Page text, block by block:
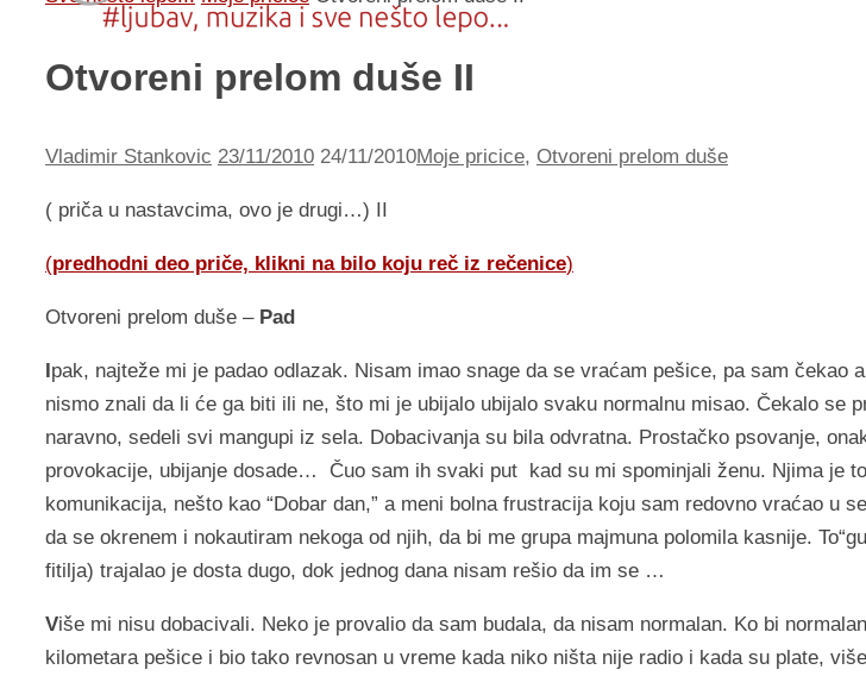
Otvoreni prelom duše II
Vladimir Stankovic 23/11/2010 24/11/2010Moje pricice, Otvoreni prelom duše
( priča u nastavcima, ovo je drugi…) II
(predhodni deo priče, klikni na bilo koju reč iz rečenice)
Otvoreni prelom duše – Pad
Ipak, najteže mi je padao odlazak. Nisam imao snage da se vraćam pešice, pa sam čekao
nismo znali da li će ga biti ili ne, što mi je ubijalo ubijalo svaku normalnu misao. Čekalo se
naravno, sedeli svi mangupi iz sela. Dobacivanja su bila odvratna. Prostačko psovanje,
provokacije, ubijanje dosade… Čuo sam ih svaki put kad su mi spominjali ženu. Njima je
komunikacija, nešto kao “Dobar dan,” a meni bolna frustracija koju sam redovno vraćao u
da se okrenem i nokautiram nekoga od njih, da bi me grupa majmuna polomila kasnije.
fitilja) trajalao je dosta dugo, dok jednog dana nisam rešio da im se …
Više mi nisu dobacivali. Neko je provalio da sam budala, da nisam normalan. Ko bi
kilometara pešice i bio tako revnosan u vreme kada niko ništa nije radio i kada su plate,